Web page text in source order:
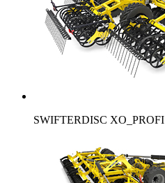
SWIFTERDISC XO_PROFI